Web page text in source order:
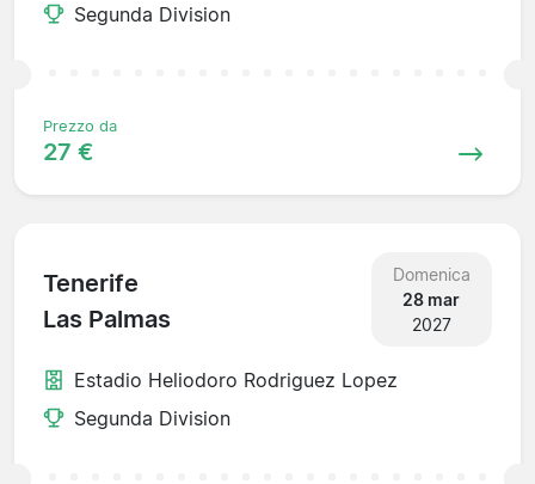
Segunda Division
Prezzo da
27 €
Tenerife
Las Palmas
Domenica
28 mar
2027
Estadio Heliodoro Rodriguez Lopez
Segunda Division